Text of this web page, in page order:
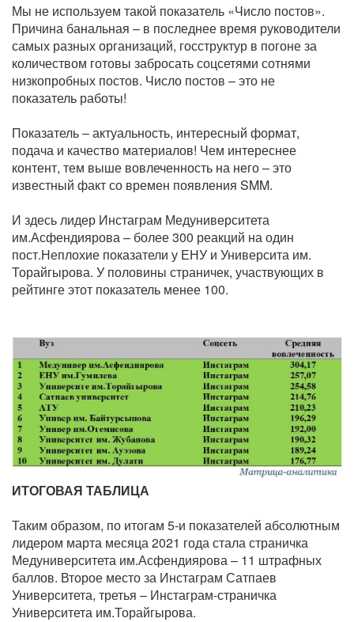
Мы не используем такой показатель «Число постов».
Причина банальная – в последнее время руководители
самых разных организаций, госструктур в погоне за
количеством готовы забросать соцсетями сотнями
низкопробных постов. Число постов – это не
показатель работы!
Показатель – актуальность, интересный формат,
подача и качество материалов! Чем интереснее
контент, тем выше вовлеченность на него – это
известный факт со времен появления SMM.
И здесь лидер Инстаграм Медуниверситета
им.Асфендиярова – более 300 реакций на один
пост.Неплохие показатели у ЕНУ и Университа им.
Торайгырова. У половины страничек, участвующих в
рейтинге этот показатель менее 100.
ИТОГОВАЯ ТАБЛИЦА
Таким образом, по итогам 5-и показателей абсолютным
лидером марта месяца 2021 года стала страничка
Медуниверситета им.Асфендиярова – 11 штрафных
баллов. Второе место за Инстаграм Сатпаев
Университета, третья – Инстаграм-страничка
Университета им.Торайгырова.